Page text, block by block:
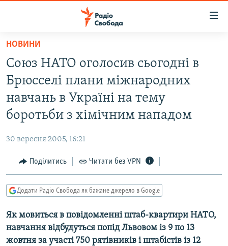
Перейти
основного
матеріалу
Перейти
до
основної
Перейти
пошуку
СТАТТІ
СУСПІЛЬСТВО
КУЛЬТУРА
СПОРТ
СВІТ
ВІЙНА
ДОНБАС.РЕАЛІЇ
КРИМ.РЕАЛІЇ
ТИ ЯК?
КИТАЙ.ВИКЛИКИ
МУЛЬТИМЕДІА
НОВИНИ
Союз НАТО оголосив сьогодні в
Брюсселі плани міжнародних
навчань в Україні на тему
боротьби з хімічним нападом
30 вересня 2005, 16:21
Поділитись Читати без VPN
Додати Радіо Свобода як бажане джерело в Google
Як мовиться в повідомленні штаб-квартири НАТО,
навчання відбудуться попід Львовом із 9 по 13
жовтня за участі 750 рятівників і штабістів із 12